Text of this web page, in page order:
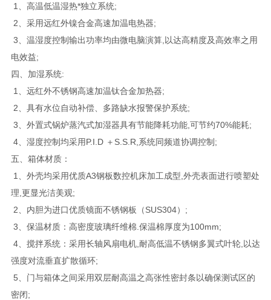
1、高温低温湿热*独立系统;
2、采用远红外镍合金高速加温电热器;
3、温湿度控制输出功率均由微电脑演算,以达高精度及高效率之用
电效益;
四、加湿系统:
1、远红外不锈钢高速加温钛合金加热器;
2、具有水位自动补偿、多路缺水报警保护系统;
3、外置式锅炉蒸汽式加湿器具有节能降耗功能,可节约70%能耗;
4、湿度控制均采用P.I.D ＋S.S.R,系统同频道协调控制;
五、箱体材质：
1、外壳均采用优质A3钢板数控机床加工成型,外壳表面进行喷塑处
理,更显光洁美观;
2、内胆为进口优质镜面不锈钢板（SUS304）;
3、保温材质：高密度玻璃纤维棉.保温棉厚度为100mm;
4、搅拌系统：采用长轴风扇电机,耐高低温不锈钢多翼式叶轮,以达
强度对流垂直扩散循环;
5、门与箱体之间采用双层耐高温之高张性密封条以确保测试区的
密闭;